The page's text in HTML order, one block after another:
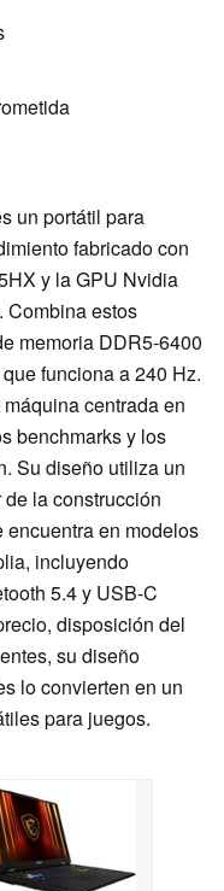
un portátil para
fabricado con
y la GPU Nvidia
Combina estos
memoria DDR5-6400
funciona a 240 Hz.
centrada en
benchmarks y los
Su diseño utiliza un
la construcción
en modelos
incluyendo
5.4 y USB-C
disposición del
su diseño
lo convierten en un
para juegos.